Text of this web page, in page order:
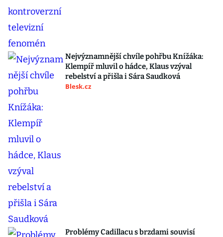
Nejvýznamnější chvíle pohřbu Knížáka:
Klempíř mluvil o hádce, Klaus vzýval
rebelství a přišla i Sára Saudková
Blesk.cz
Problémy Cadillacu s brzdami souvisí